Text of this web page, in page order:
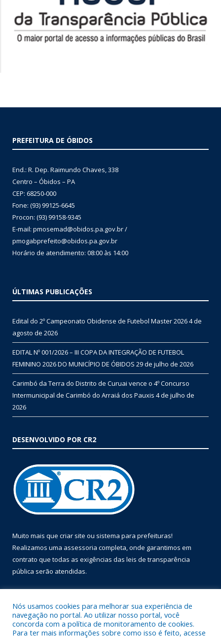
PREFEITURA DE ÓBIDOS
End.: R. Dep. Raimundo Chaves, 338
Centro – Óbidos – PA
CEP: 68250-000
Fone: (93) 99125-6645
Procon: (93) 99158-9345
E-mail: pmosemad@obidos.pa.gov.br /
pmogabprefeito@obidos.pa.gov.br
Horário de atendimento: 08:00 às 14:00
ÚLTIMAS PUBLICAÇÕES
Edital do 2º Campeonato Obidense de Futebol Master 20264 de
agosto de 2026
EDITAL Nº 001/2026 – III COPA DA INTEGRAÇÃO DE FUTEBOL
FEMININO 2026 DO MUNICÍPIO DE ÓBIDOS 29 de julho de 2026
Carimbó da Terra do Distrito de Curuai vence o 4º Concurso
Intermunicipal de Carimbó do Arraiá dos Pauxis 4 de julho de
2026
DESENVOLVIDO POR CR2
Muito mais que criar site ou sistema para prefeituras!
Realizamos uma assessoria completa, onde garantimos em
contrato que todas as exigências das leis de transparência
pública serão atendidas.
Nós usamos cookies para melhorar sua experiência de
navegação no portal. Ao utilizar nosso portal, você
concorda com a política de monitoramento de cookies.
Para ter mais informações sobre como isso é feito, acesse